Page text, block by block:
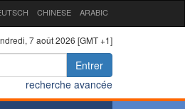
CHINESE ARABIC
7 août 2026 [GMT +1]
Entrer
recherche avancée